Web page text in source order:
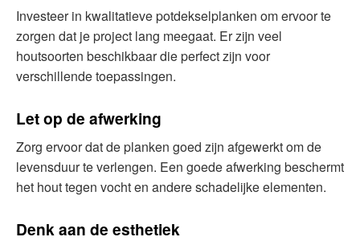
Investeer in kwalitatieve potdekselplanken om ervoor te
zorgen dat je project lang meegaat. Er zijn veel
houtsoorten beschikbaar die perfect zijn voor
verschillende toepassingen.
Let op de afwerking
Zorg ervoor dat de planken goed zijn afgewerkt om de
levensduur te verlengen. Een goede afwerking beschermt
het hout tegen vocht en andere schadelijke elementen.
Denk aan de esthetiek